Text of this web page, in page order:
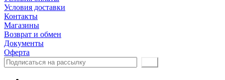
Условия доставки
Контакты
Магазины
Возврат и обмен
Документы
Оферта